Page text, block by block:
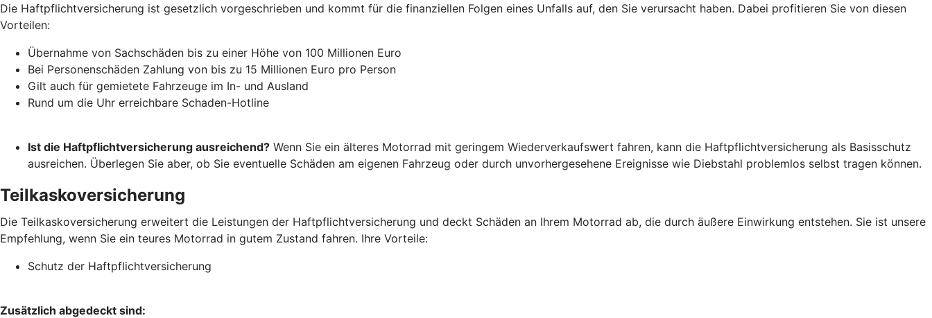
Die Haftpflichtversicherung ist gesetzlich vorgeschrieben und kommt für die finanziellen Folgen eines Unfalls auf, den Sie verursacht haben. Dabei profitieren Sie von diesen
Vorteilen:
Übernahme von Sachschäden bis zu einer Höhe von 100 Millionen Euro
Bei Personenschäden Zahlung von bis zu 15 Millionen Euro pro Person
Gilt auch für gemietete Fahrzeuge im In- und Ausland
Rund um die Uhr erreichbare Schaden-Hotline
Ist die Haftpflichtversicherung ausreichend? Wenn Sie ein älteres Motorrad mit geringem Wiederverkaufswert fahren, kann die Haftpflichtversicherung als Basisschutz
ausreichen. Überlegen Sie aber, ob Sie eventuelle Schäden am eigenen Fahrzeug oder durch unvorhergesehene Ereignisse wie Diebstahl problemlos selbst tragen können.
Teilkaskoversicherung
Die Teilkaskoversicherung erweitert die Leistungen der Haftpflichtversicherung und deckt Schäden an Ihrem Motorrad ab, die durch äußere Einwirkung entstehen. Sie ist unsere
Empfehlung, wenn Sie ein teures Motorrad in gutem Zustand fahren. Ihre Vorteile:
Schutz der Haftpflichtversicherung
Zusätzlich abgedeckt sind: